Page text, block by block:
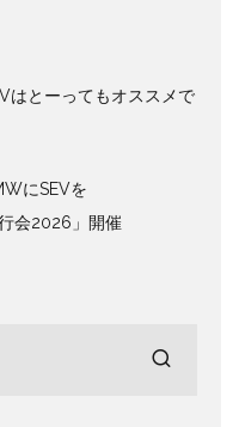
はとーってもオススメで
にSEVを
会2026」開催